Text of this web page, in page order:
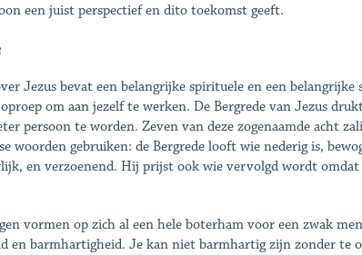
een juist perspectief en dito toekomst geeft.
Jezus bevat een belangrijke spirituele en een belangrijke
om aan jezelf te werken. De Bergrede van Jezus
persoon te worden. Zeven van deze zogenaamde acht
woorden gebruiken: de Bergrede looft wie nederig is,
en verzoenend. Hij prijst ook wie vervolgd wordt omdat
vormen op zich al een hele boterham voor een zwak
en barmhartigheid. Je kan niet barmhartig zijn zonder te